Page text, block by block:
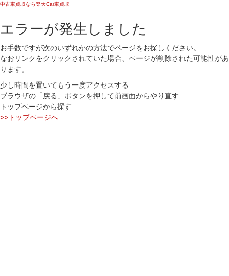
中古車買取なら楽天Car車買取
エラーが発生しました
お手数ですが次のいずれかの方法でページをお探しください。
なおリンクをクリックされていた場合、ページが削除された可能性があ
ります。
少し時間を置いてもう一度アクセスする
ブラウザの「戻る」ボタンを押して前画面からやり直す
トップページから探す
>>トップページへ